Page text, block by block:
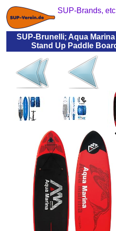
SUP-Brands,
SUP-Brunelli; Aqua
Stand Up Paddle